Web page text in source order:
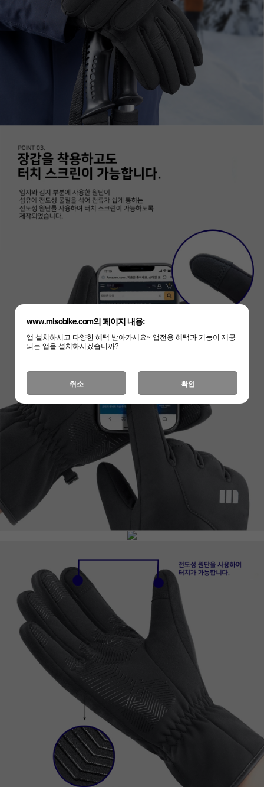
www.misobike.com의 페이지 내용:
앱 설치하시고 다양한 혜택 받아가세요~ 앱전용 혜택과 기능이 제공
되는 앱을 설치하시겠습니까?
취소 확인